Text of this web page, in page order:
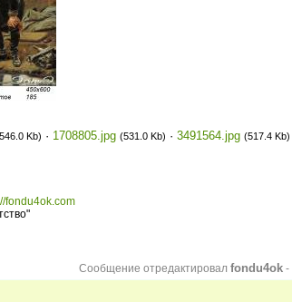
Kb) · 1708805.jpg (531.0 Kb) · 3491564.jpg (517.4 Kb)
fondu4ok.com
Сообщение отредактировал fondu4ok -